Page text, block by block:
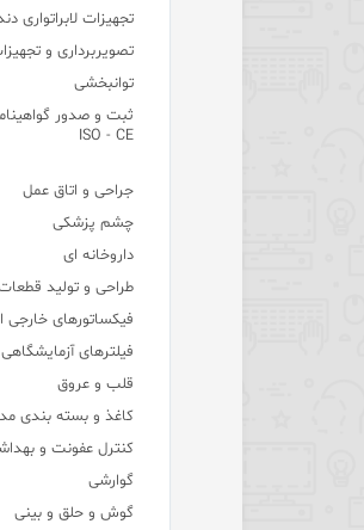
تجهیزات لابراتواری
تصویربرداری و
توانبخشی
ثبت و صدور
ISO - CE
جراحی و اتاق عمل
چشم پزشکی
داروخانه ای
طراحی و تولید
فیکساتورهای خارجی
فیلترهای آزمایشگاهی
قلب و عروق
کاغذ و بسته بندی
کنترل عفونت و
گوارشی
گوش و حلق و بینی